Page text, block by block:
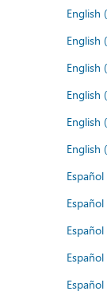
English
English
English
English
English
English